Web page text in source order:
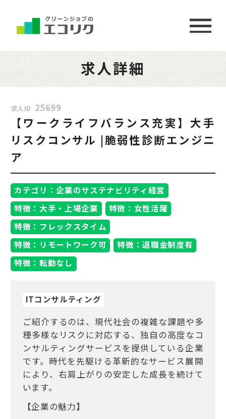
求人詳細
求人ID 25699
【ワークライフバランス充実】大手
リスクコンサル |脆弱性診断エンジニ
ア
カテゴリ：企業のサステナビリティ経営
特徴：大手・上場企業
特徴：女性活躍
特徴：フレックスタイム
特徴：リモートワーク可
特徴：退職金制度有
特徴：転勤なし
ITコンサルティング
ご紹介するのは、現代社会の複雑な課題や多
種多様なリスクに対応する、独自の高度なコ
ンサルティングサービスを提供している企業
です。時代を先駆ける革新的なサービス展開
により、右肩上がりの安定した成長を続けて
います。
【企業の魅力】